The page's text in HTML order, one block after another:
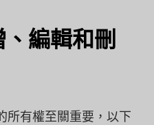
編輯和刪
所有權至關重要，以下